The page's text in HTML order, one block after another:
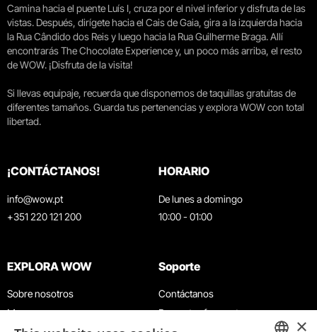
Camina hacia el puente Luís I, cruza por el nivel inferior y disfruta de las
vistas. Después, dirígete hacia el Cais de Gaia, gira a la izquierda hacia
la Rua Cândido dos Reis y luego hacia la Rua Guilherme Braga. Allí
encontrarás The Chocolate Experience y, un poco más arriba, el resto
de WOW. ¡Disfruta de la visita!
Si llevas equipaje, recuerda que disponemos de taquillas gratuitas de
diferentes tamaños. Guarda tus pertenencias y explora WOW con total
libertad.
¡CONTÁCTANOS!
info@wow.pt
+351 220 121 200
HORARIO
De lunes a domingo
10:00 - 01:00
EXPLORA WOW
Sobre nosotros
Museos
Soporte
Contáctanos
Preguntas frecuentes
×